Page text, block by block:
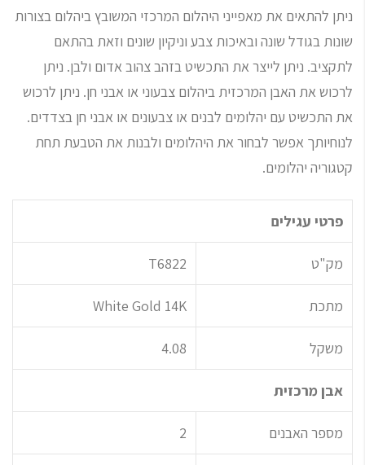
ניתן להתאים את מאפייני היהלום המרכזי המשובץ ביהלום בצורות
שונות בגודל שונה ובאיכות צבע וניקיון שונים וזאת בהתאם
לתקציב. ניתן לייצר את התכשיט בזהב צהוב אדום ולבן. ניתן
לרכוש את האבן המרכזית ביהלום צבעוני או אבני חן. ניתן לרכוש
את התכשיט עם יהלומים לבנים או צבעונים או אבני חן בצדדים.
לנוחיותך אפשר לבחור את היהלומים ולבנות את הטבעת תחת
קטגוריה יהלומים.
פרטי עגילים
מק"ט T6822
מתכת White Gold 14K
משקל 4.08
אבן מרכזית
מספר האבנים 2